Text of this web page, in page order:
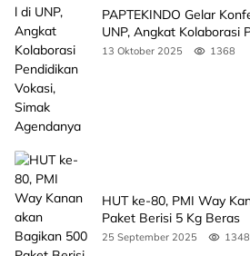
PAPTEKINDO Gelar
UNP, Angkat Kolaborasi
Agendanya
13 Oktober 2025 1368
HUT ke-80, PMI Way
Paket Berisi 5 Kg Beras
25 September 2025 1348